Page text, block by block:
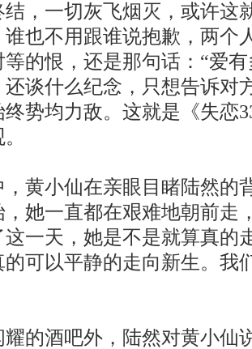
一切灰飞烟灭，或许这
也不用跟谁说抱歉，两个
的恨，还是那句话：“爱
还谈什么纪念，只想告诉对
终势均力敌。这就是《失恋
小仙在亲眼目睹陆然的
，她一直都在艰难地朝前走
这一天，她是不是就算真的
的可以平静的走向新生。我
酒吧外，陆然对黄小仙